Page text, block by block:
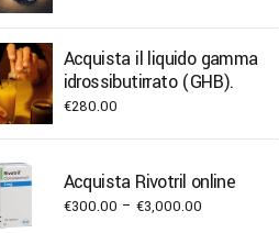
through
€22,000.00
Acquista il liquido gamma
idrossibutirrato (GHB).
€280.00
Acquista Rivotril online
€300.00 – €3,000.00Price